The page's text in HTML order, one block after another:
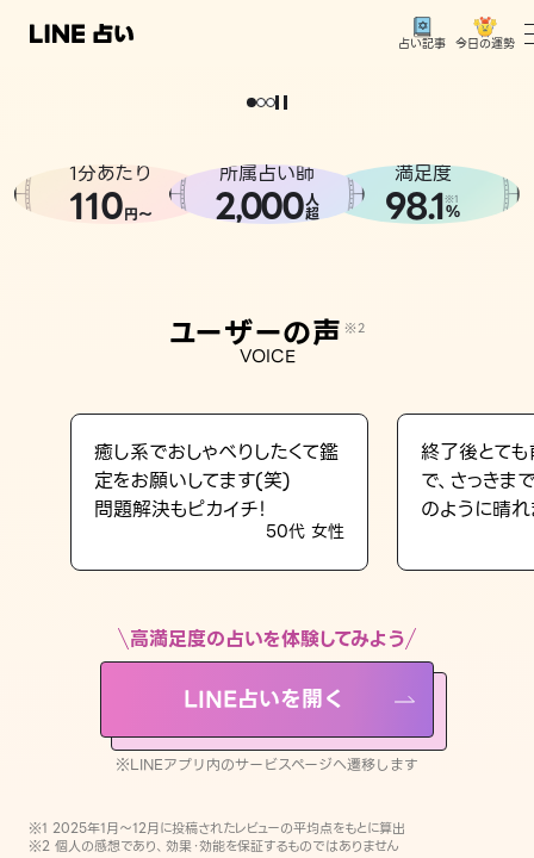
占い記事 今日の運勢
相談事例
占い記事
LINE占いを開く
※LINEアプリ内のサービスページへ遷移します
どうせなら
。
1分あたり
110円〜
所属占い師
2,000人
超
満足度
98.1※1
%
ユーザーの声 ※2
VOICE
癒し系でおしゃべりしたくて鑑
定をお願いしてます(笑)
問題解決もピカイチ！
50代 女性
終了後とて
で、さっき
のように晴れ
高満足度の占いを体験してみよう
LINE占いを開く
※LINEアプリ内のサービスページへ遷移します
※1 2025年1月〜12月に投稿されたレビューの平均点をもとに算出
※2 個人の感想であり、効果・効能を保証するものではありません